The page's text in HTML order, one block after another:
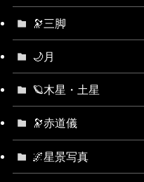
🔭三脚
🌙月
🪐木星・土星
🔭赤道儀
🌌星景写真